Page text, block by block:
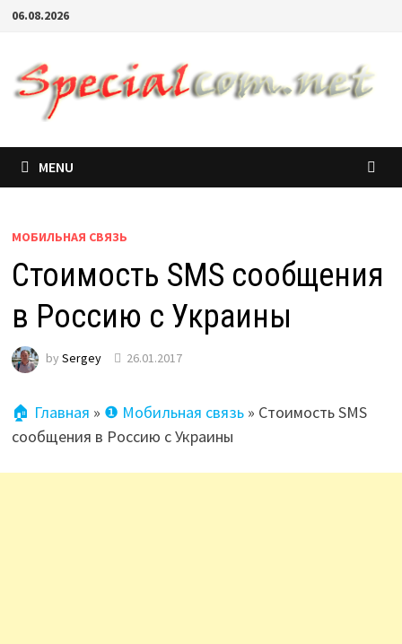
06.08.2026
MENU
МОБИЛЬНАЯ СВЯЗЬ
Стоимость SMS сообщения
в Россию c Украины
by Sergey 26.01.2017
🏠 Главная » ❶ Мобильная связь» Стоимость SMS
сообщения в Россию c Украины